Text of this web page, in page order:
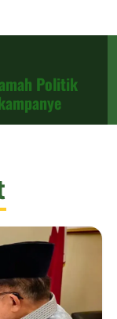
Politik